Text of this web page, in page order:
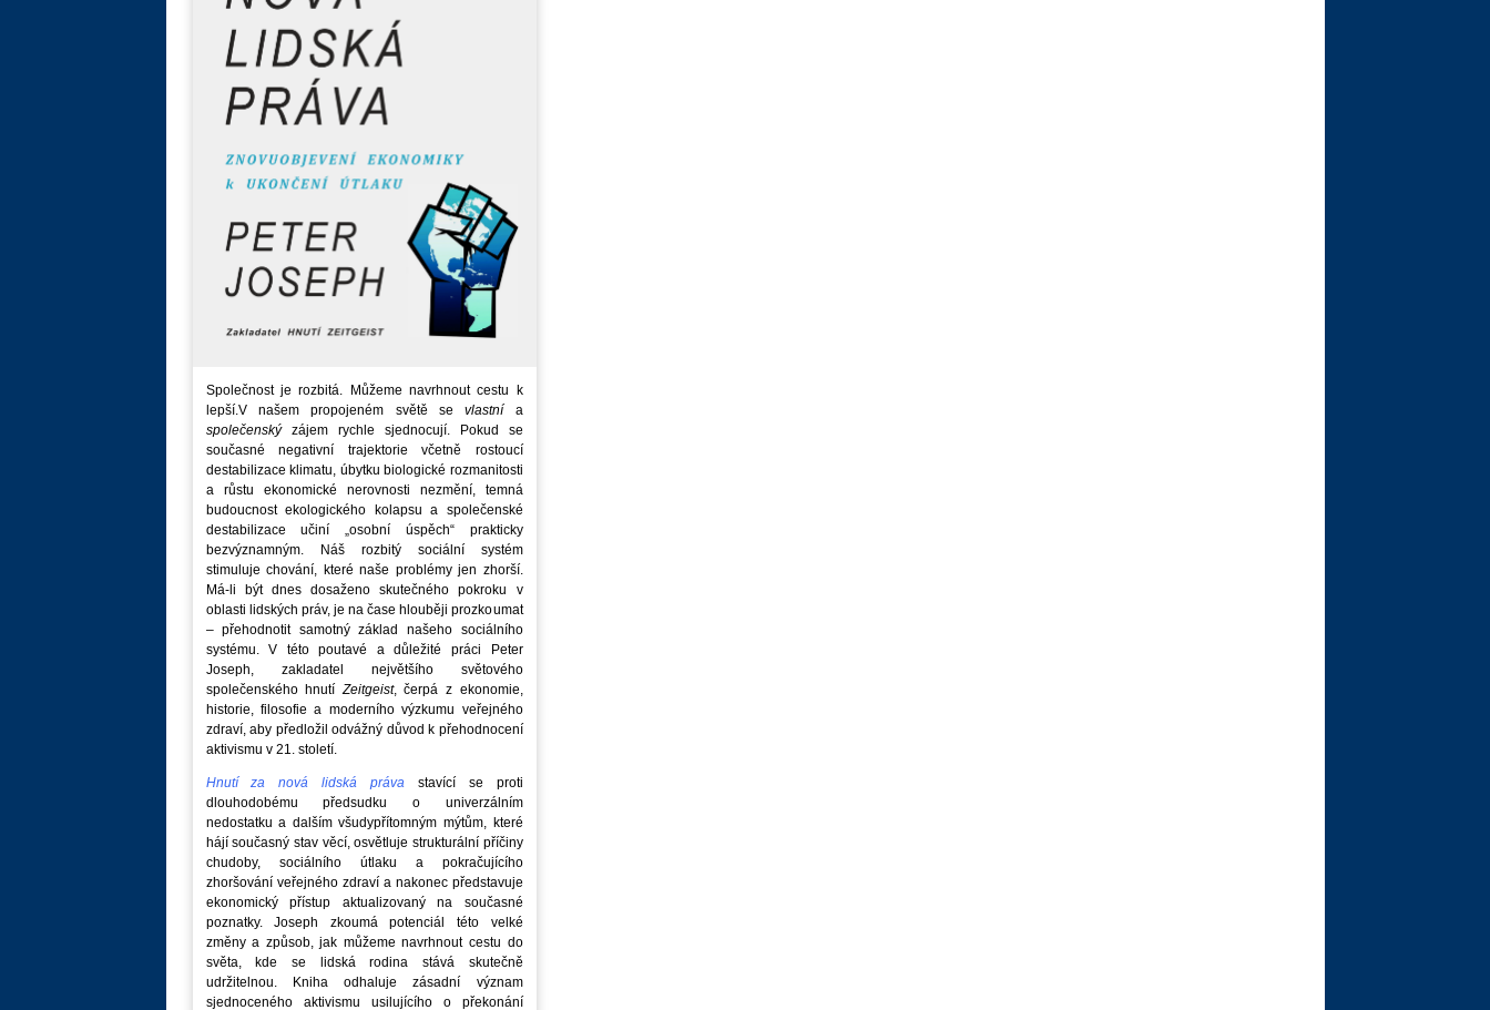
Společnost je rozbitá. Můžeme navrhnout cestu k
lepší.V našem propojeném světě sevlastnía
společenskýzájem rychle sjednocují. Pokud se
současné negativní trajektorie včetně rostoucí
destabilizace klimatu, úbytku biologické rozmanitosti
a růstu ekonomické nerovnosti nezmění, temná
budoucnost ekologického kolapsu a společenské
destabilizace učiní „osobní úspěch“ prakticky
bezvýznamným. Náš rozbitý sociální systém
stimuluje chování, které naše problémy jen zhorší.
Má-li být dnes dosaženo skutečného pokroku v
oblasti lidských práv, je na čase hlouběji prozkoumat
– přehodnotit samotný základ našeho sociálního
systému. V této poutavé a důležité práci Peter
Joseph, zakladatel největšího světového
společenského hnutí Zeitgeist, čerpá z ekonomie,
historie, filosofie a moderního výzkumu veřejného
zdraví, aby předložil odvážný důvod k přehodnocení
aktivismu v 21. století.
Hnutí za nová lidská práva stavící se proti
dlouhodobému předsudku o univerzálním
nedostatku a dalším všudypřítomným mýtům, které
hájí současný stav věcí, osvětluje strukturální příčiny
chudoby, sociálního útlaku a pokračujícího
zhoršování veřejného zdraví a nakonec představuje
ekonomický přístup aktualizovaný na současné
poznatky. Joseph zkoumá potenciál této velké
změny a způsob, jak můžeme navrhnout cestu do
světa, kde se lidská rodina stává skutečně
udržitelnou. Kniha odhaluje zásadní význam
sjednoceného aktivismu usilujícího o překonání